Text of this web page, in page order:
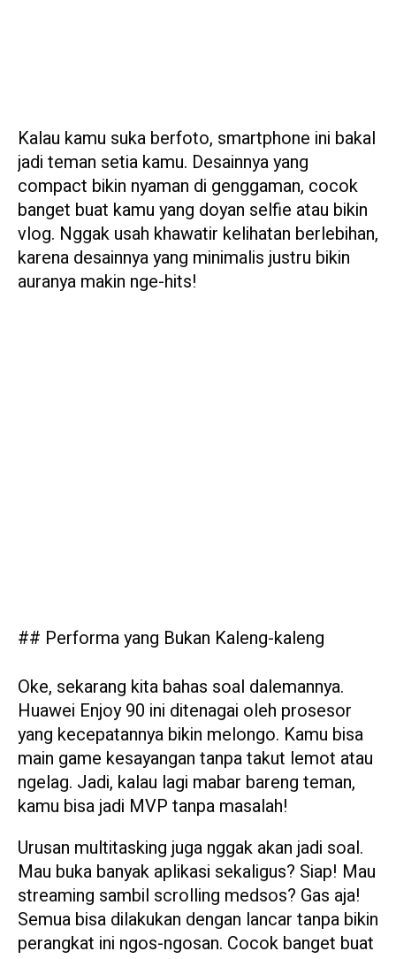
Kalau kamu suka berfoto, smartphone ini bakal
jadi teman setia kamu. Desainnya yang
compact bikin nyaman di genggaman, cocok
banget buat kamu yang doyan selfie atau bikin
vlog. Nggak usah khawatir kelihatan berlebihan,
karena desainnya yang minimalis justru bikin
auranya makin nge-hits!
## Performa yang Bukan Kaleng-kaleng
Oke, sekarang kita bahas soal dalemannya.
Huawei Enjoy 90 ini ditenagai oleh prosesor
yang kecepatannya bikin melongo. Kamu bisa
main game kesayangan tanpa takut lemot atau
ngelag. Jadi, kalau lagi mabar bareng teman,
kamu bisa jadi MVP tanpa masalah!
Urusan multitasking juga nggak akan jadi soal.
Mau buka banyak aplikasi sekaligus? Siap! Mau
streaming sambil scrolling medsos? Gas aja!
Semua bisa dilakukan dengan lancar tanpa bikin
perangkat ini ngos-ngosan. Cocok banget buat